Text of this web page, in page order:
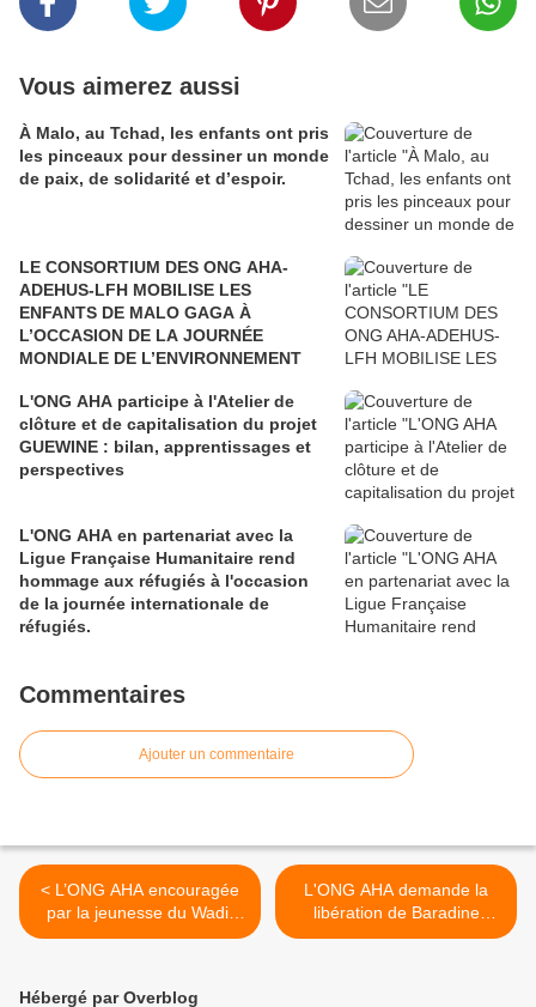
Vous aimerez aussi
À Malo, au Tchad, les enfants ont pris
les pinceaux pour dessiner un monde
de paix, de solidarité et d’espoir.
LE CONSORTIUM DES ONG AHA-
ADEHUS-LFH MOBILISE LES
ENFANTS DE MALO GAGA À
L’OCCASION DE LA JOURNÉE
MONDIALE DE L’ENVIRONNEMENT
L'ONG AHA participe à l'Atelier de
clôture et de capitalisation du projet
GUEWINE : bilan, apprentissages et
perspectives
L'ONG AHA en partenariat avec la
Ligue Française Humanitaire rend
hommage aux réfugiés à l'occasion
de la journée internationale de
réfugiés.
Commentaires
Ajouter un commentaire
< L’ONG AHA encouragée
par la jeunesse du Wadi-
Fira
L'ONG AHA demande la
libération de Baradine
Berdei Targuio (détenu au
Hébergé par Overblog